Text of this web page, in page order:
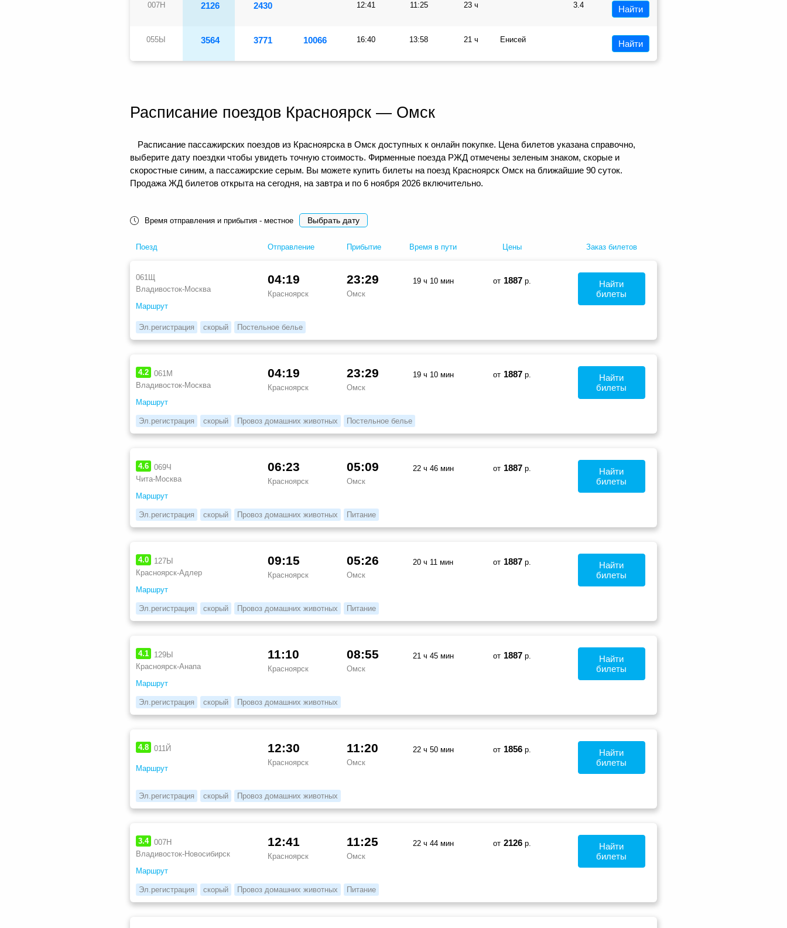
007Н 2126 2430 12:41 11:25 23 ч 3.4 Найти
055Ы 3564 3771 10066 16:40 13:58 21 ч Енисей Найти
Расписание поездов Красноярск — Омск
Расписание пассажирских поездов из Красноярска в Омск доступных к онлайн покупке. Цена билетов указана справочно,
выберите дату поездки чтобы увидеть точную стоимость. Фирменные поезда РЖД отмечены зеленым знаком, скорые и
скоростные синим, а пассажирские серым. Вы можете купить билеты на поезд Красноярск Омск на ближайшие 90 суток.
Продажа ЖД билетов открыта на сегодня, на завтра и по 6 ноября 2026 включительно.
Время отправления и прибытия - местное Выбрать дату
Поезд Отправление Прибытие Время в пути Цены Заказ билетов
061Щ
Владивосток-Москва
Маршрут
04:19
Красноярск
23:29
Омск
19 ч 10 мин от 1887 р.
Эл.регистрация скорый Постельное белье
Найти
билеты
4.2 061М
Владивосток-Москва
Маршрут
04:19
Красноярск
23:29
Омск
19 ч 10 мин от 1887 р.
Эл.регистрация скорый Провоз домашних животных Постельное белье
Найти
билеты
4.6 069Ч
Чита-Москва
Маршрут
06:23
Красноярск
05:09
Омск
22 ч 46 мин от 1887 р.
Эл.регистрация скорый Провоз домашних животных Питание
Найти
билеты
4.0
127Ы
Красноярск-Адлер
Маршрут
09:15
Красноярск
05:26
Омск
20 ч 11 мин от 1887 р.
Эл.регистрация скорый Провоз домашних животных Питание
Найти
билеты
4.1
129Ы
Красноярск-Анапа
Маршрут
11:10
Красноярск
08:55
Омск
21 ч 45 мин от 1887 р.
Эл.регистрация скорый Провоз домашних животных
Найти
билеты
4.8 011Й
Маршрут
12:30
Красноярск
11:20
Омск
22 ч 50 мин от 1856 р.
Эл.регистрация скорый Провоз домашних животных
Найти
билеты
3.4 007Н
Владивосток-Новосибирск
Маршрут
12:41
Красноярск
11:25
Омск
22 ч 44 мин от 2126 р.
Эл.регистрация скорый Провоз домашних животных Питание
Найти
билеты